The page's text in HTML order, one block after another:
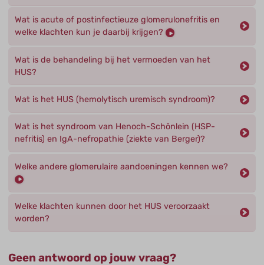
Wat is acute of postinfectieuze glomerulonefritis en
welke klachten kun je daarbij krijgen?
Wat is de behandeling bij het vermoeden van het
HUS?
Wat is het HUS (hemolytisch uremisch syndroom)?
Wat is het syndroom van Henoch-Schönlein (HSP-
nefritis) en IgA-nefropathie (ziekte van Berger)?
Welke andere glomerulaire aandoeningen kennen we?
Welke klachten kunnen door het HUS veroorzaakt
worden?
Geen antwoord op jouw vraag?